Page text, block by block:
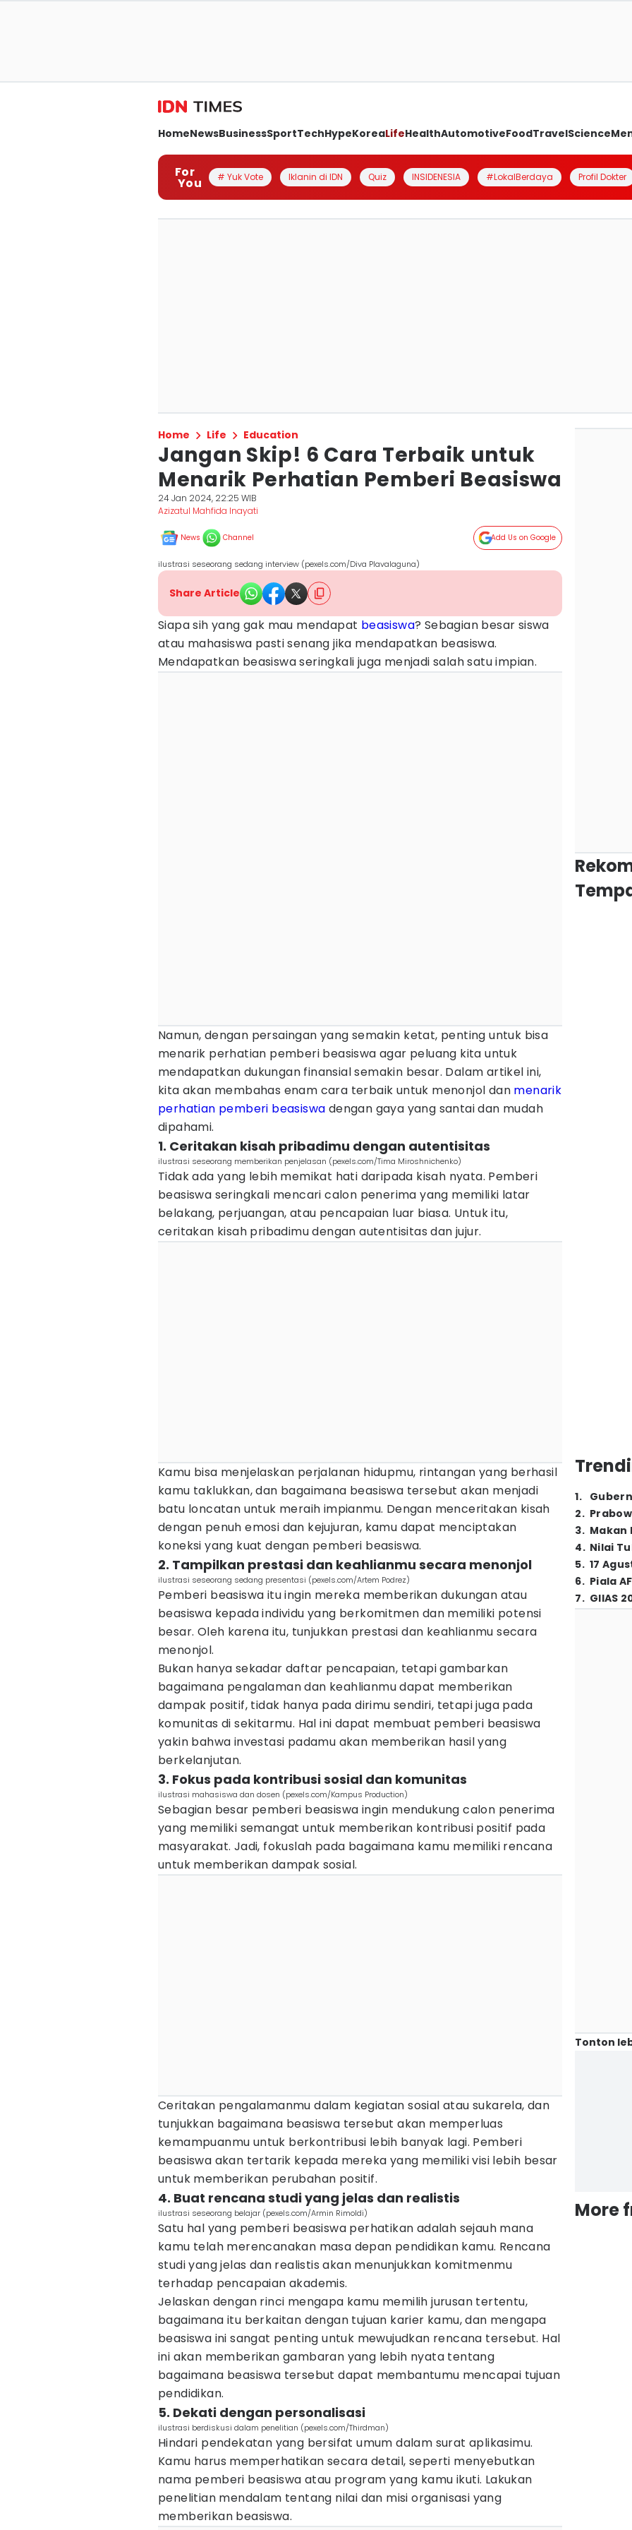
HomeNewsBusinessSportTechHypeKoreaLifeHealthAutomotiveFoodTravelScience
For
You # Yuk Vote Iklanin di IDN Quiz INSIDENESIA #LokalBerdaya Profil Dokter
Home Life Education
Jangan Skip! 6 Cara Terbaik untuk
Menarik Perhatian Pemberi Beasiswa
24 Jan 2024, 22:25 WIB
Azizatul Mahfida Inayati
News Channel Add Us on Google
ilustrasi seseorang sedang interview (pexels.com/Diva Plavalaguna)
Share Article
Siapa sih yang gak mau mendapat beasiswa? Sebagian besar siswa
atau mahasiswa pasti senang jika mendapatkan beasiswa.
Mendapatkan beasiswa seringkali juga menjadi salah satu impian.
Namun, dengan persaingan yang semakin ketat, penting untuk bisa
menarik perhatian pemberi beasiswa agar peluang kita untuk
mendapatkan dukungan finansial semakin besar. Dalam artikel ini,
kita akan membahas enam cara terbaik untuk menonjol dan menarik
perhatian pemberi beasiswa dengan gaya yang santai dan mudah
dipahami.
1. Ceritakan kisah pribadimu dengan autentisitas
ilustrasi seseorang memberikan penjelasan (pexels.com/Tima Miroshnichenko)
Tidak ada yang lebih memikat hati daripada kisah nyata. Pemberi
beasiswa seringkali mencari calon penerima yang memiliki latar
belakang, perjuangan, atau pencapaian luar biasa. Untuk itu,
ceritakan kisah pribadimu dengan autentisitas dan jujur.
Kamu bisa menjelaskan perjalanan hidupmu, rintangan yang berhasil
kamu taklukkan, dan bagaimana beasiswa tersebut akan menjadi
batu loncatan untuk meraih impianmu. Dengan menceritakan kisah
dengan penuh emosi dan kejujuran, kamu dapat menciptakan
koneksi yang kuat dengan pemberi beasiswa.
2. Tampilkan prestasi dan keahlianmu secara menonjol
ilustrasi seseorang sedang presentasi (pexels.com/Artem Podrez)
Pemberi beasiswa itu ingin mereka memberikan dukungan atau
beasiswa kepada individu yang berkomitmen dan memiliki potensi
besar. Oleh karena itu, tunjukkan prestasi dan keahlianmu secara
menonjol.
Bukan hanya sekadar daftar pencapaian, tetapi gambarkan
bagaimana pengalaman dan keahlianmu dapat memberikan
dampak positif, tidak hanya pada dirimu sendiri, tetapi juga pada
komunitas di sekitarmu. Hal ini dapat membuat pemberi beasiswa
yakin bahwa investasi padamu akan memberikan hasil yang
berkelanjutan.
3. Fokus pada kontribusi sosial dan komunitas
ilustrasi mahasiswa dan dosen (pexels.com/Kampus Production)
Sebagian besar pemberi beasiswa ingin mendukung calon penerima
yang memiliki semangat untuk memberikan kontribusi positif pada
masyarakat. Jadi, fokuslah pada bagaimana kamu memiliki rencana
untuk memberikan dampak sosial.
Ceritakan pengalamanmu dalam kegiatan sosial atau sukarela, dan
tunjukkan bagaimana beasiswa tersebut akan memperluas
kemampuanmu untuk berkontribusi lebih banyak lagi. Pemberi
beasiswa akan tertarik kepada mereka yang memiliki visi lebih besar
untuk memberikan perubahan positif.
4. Buat rencana studi yang jelas dan realistis
ilustrasi seseorang belajar (pexels.com/Armin Rimoldi)
Satu hal yang pemberi beasiswa perhatikan adalah sejauh mana
kamu telah merencanakan masa depan pendidikan kamu. Rencana
studi yang jelas dan realistis akan menunjukkan komitmenmu
terhadap pencapaian akademis.
Jelaskan dengan rinci mengapa kamu memilih jurusan tertentu,
bagaimana itu berkaitan dengan tujuan karier kamu, dan mengapa
beasiswa ini sangat penting untuk mewujudkan rencana tersebut. Hal
ini akan memberikan gambaran yang lebih nyata tentang
bagaimana beasiswa tersebut dapat membantumu mencapai tujuan
pendidikan.
5. Dekati dengan personalisasi
ilustrasi berdiskusi dalam penelitian (pexels.com/Thirdman)
Hindari pendekatan yang bersifat umum dalam surat aplikasimu.
Kamu harus memperhatikan secara detail, seperti menyebutkan
nama pemberi beasiswa atau program yang kamu ikuti. Lakukan
penelitian mendalam tentang nilai dan misi organisasi yang
memberikan beasiswa.
1.
2.
3. Makan
4. Nilai
5. 17
6. Piala
7. GIIAS
Tonton
More